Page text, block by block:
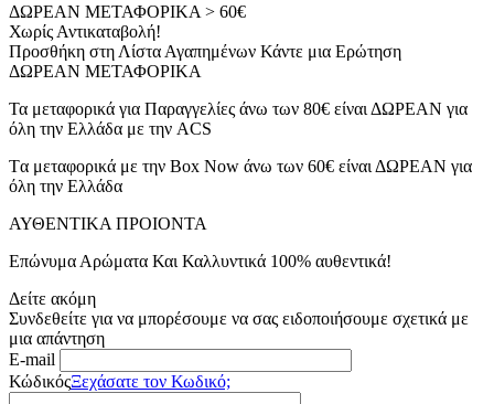
ΔΩΡΕΑΝ ΜΕΤΑΦΟΡΙΚΑ > 60€
Χωρίς Αντικαταβολή!
Προσθήκη στη Λίστα Αγαπημένων Κάντε μια Ερώτηση
ΔΩΡΕΑΝ ΜΕΤΑΦΟΡΙΚΑ
Τα μεταφορικά για Παραγγελίες άνω των 80€ είναι ΔΩΡΕΑΝ για
όλη την Ελλάδα με την ACS
Tα μεταφορικά με την Box Now άνω των 60€ είναι ΔΩΡΕΑΝ για
όλη την Ελλάδα
ΑΥΘΕΝΤΙΚΑ ΠΡΟΙΟΝΤΑ
Επώνυμα Αρώματα Και Καλλυντικά 100% αυθεντικά!
Δείτε ακόμη
Συνδεθείτε για να μπορέσουμε να σας ειδοποιήσουμε σχετικά με
μια απάντηση
E-mail
ΚώδικόςΞεχάσατε τον Κωδικό;